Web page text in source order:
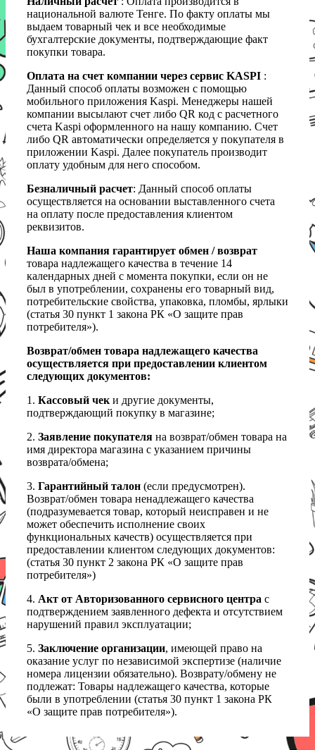
национальной валюте Тенге. По факту оплаты мы
выдаем товарный чек и все необходимые
бухгалтерские документы, подтверждающие факт
покупки товара.
Оплата на счет компании через сервис KASPI :
Данный способ оплаты возможен с помощью
мобильного приложения Kaspi. Менеджеры нашей
компании высылают счет либо QR код с расчетного
счета Kaspi оформленного на нашу компанию. Счет
либо QR автоматически определяется у покупателя в
приложении Kaspi. Далее покупатель производит
оплату удобным для него способом.
Безналичный расчет: Данный способ оплаты
осуществляется на основании выставленного счета
на оплату после предоставления клиентом
реквизитов.
Наша компания гарантирует обмен / возврат
товара надлежащего качества в течение 14
календарных дней с момента покупки, если он не
был в употреблении, сохранены его товарный вид,
потребительские свойства, упаковка, пломбы, ярлыки
(статья 30 пункт 1 закона РК «О защите прав
потребителя»).
Возврат/обмен товара надлежащего качества
осуществляется при предоставлении клиентом
следующих документов:
1. Кассовый чеки другие документы,
подтверждающий покупку в магазине;
2. Заявление покупателя на возврат/обмен товара на
имя директора магазина с указанием причины
возврата/обмена;
3. Гарантийный талон (если предусмотрен).
Возврат/обмен товара ненадлежащего качества
(подразумевается товар, который неисправен и не
может обеспечить исполнение своих
функциональных качеств) осуществляется при
предоставлении клиентом следующих документов:
(статья 30 пункт 2 закона РК «О защите прав
потребителя»)
4. Акт от Авторизованного сервисного центра с
подтверждением заявленного дефекта и отсутствием
нарушений правил эксплуатации;
5. Заключение организации, имеющей право на
оказание услуг по независимой экспертизе (наличие
номера лицензии обязательно). Возврату/обмену не
подлежат: Товары надлежащего качества, которые
были в употреблении (статья 30 пункт 1 закона РК
«О защите прав потребителя»).